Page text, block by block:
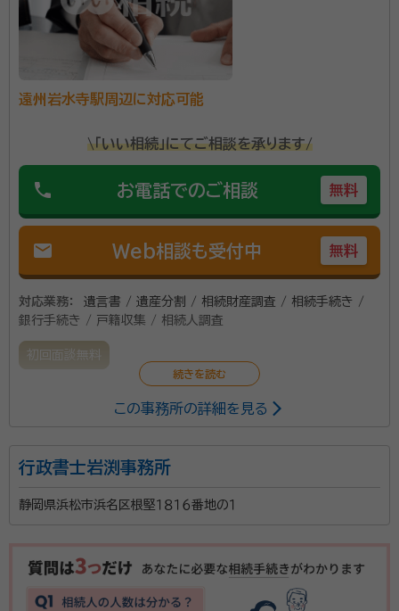
遠州岩水寺駅周辺に対応可能
\「いい相続」にてご相談を承ります/
phone お電話でのご相談 無料
mail Web相談も受付中 無料
対応業務：
遺言書 / 遺産分割 / 相続財産調査 / 相続手続き /
銀行手続き / 戸籍収集 / 相続人調査
初回面談無料
この事務所の詳細を見る
行政書士岩渕事務所
静岡県浜松市浜名区根堅１８１６番地の１